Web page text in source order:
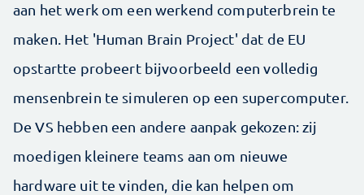
aan het werk om een werkend computerbrein te
maken. Het 'Human Brain Project' dat de EU
opstartte probeert bijvoorbeeld een volledig
mensenbrein te simuleren op een supercomputer.
De VS hebben een andere aanpak gekozen: zij
moedigen kleinere teams aan om nieuwe
hardware uit te vinden, die kan helpen om